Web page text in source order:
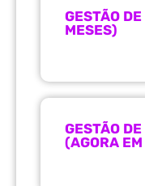
GESTÃO
(AGORA
GESTÃO
MESES)